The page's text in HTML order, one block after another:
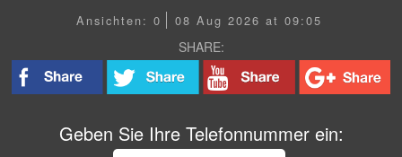
Ansichten: 0 08 Aug 2026 at 09:05
SHARE:
Geben Sie Ihre Telefonnummer ein: